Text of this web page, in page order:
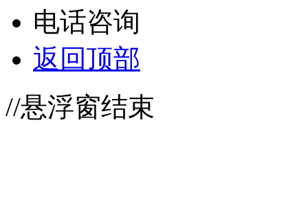
电话咨询
返回顶部
//悬浮窗结束